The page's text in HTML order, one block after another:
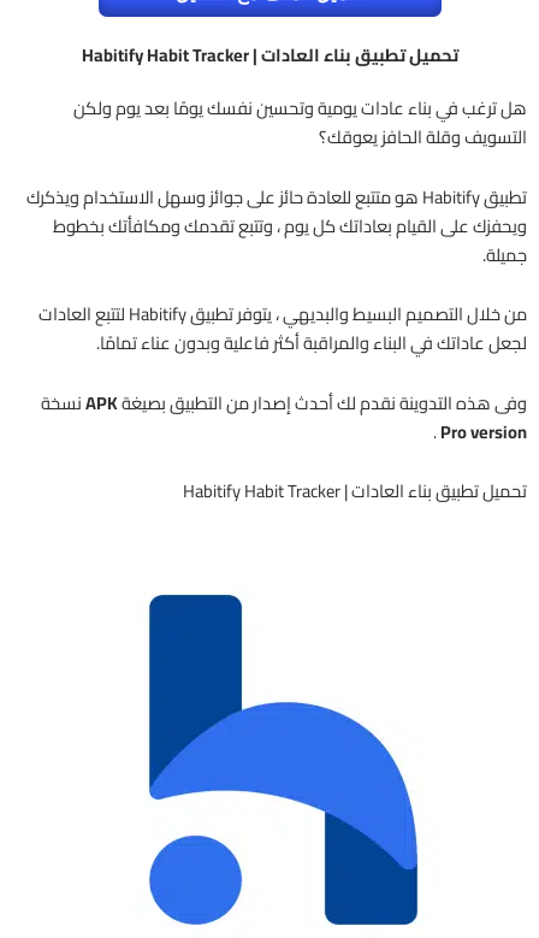
تحميل تطبيق بناء العادات | Habitify Habit Tracker
هل ترغب في بناء عادات يومية وتحسين نفسك يومًا بعد يوم ولكن
التسويف وقلة الحافز يعوقك؟
تطبيق Habitify هو متتبع للعادة حائز على جوائز وسهل الاستخدام ويذكرك
ويحفزك على القيام بعاداتك كل يوم ، وتتبع تقدمك ومكافأتك بخطوط
جميلة.
من خلال التصميم البسيط والبديهي ، يتوفر تطبيق Habitify لتتبع العادات
لجعل عاداتك في البناء والمراقبة أكثر فاعلية وبدون عناء تمامًا.
وفى هذه التدوينة نقدم لك أحدث إصدار من التطبيق بصيغةAPKنسخة
Pro version
.
تحميل تطبيق بناء العادات | Habitify Habit Tracker